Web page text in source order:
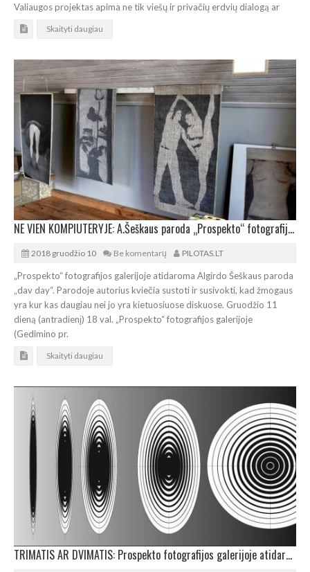
Valiaugos projektas apima ne tik viešų ir privačių erdvių dialogą ar
Skaityti daugiau
NE VIEN KOMPIUTERYJE: A.Šeškaus paroda „Prospekto“ fotografijos galerijoje
2018 gruodžio 10 Be komentarų PILOTAS.LT
„Prospekto“ fotografijos galerijoje atidaroma Algirdo Šeškaus paroda
„dav day“. Parodoje autorius kviečia sustoti ir susivokti, kad žmogaus
yra kur kas daugiau nei jo yra kietuosiuose diskuose. Gruodžio 11
dieną (antradienį) 18 val. „Prospekto“ fotografijos galerijoje
(Gedimino pr.
Skaityti daugiau
TRIMATIS AR DVIMATIS: Prospekto fotografijos galerijoje atidaroma paroda „3Dvs2D“